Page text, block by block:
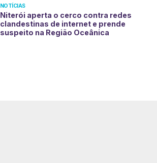
NOTÍCIAS
Niterói aperta o cerco contra redes
clandestinas de internet e prende
suspeito na Região Oceânica